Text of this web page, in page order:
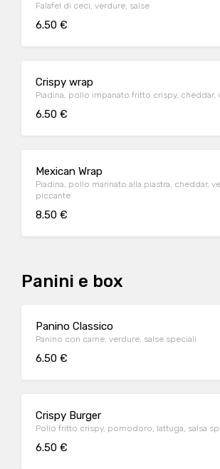
Falafel di ceci, verdure, salse
6.50 €
Crispy wrap
Piadina, pollo impanato fritto crispy, cheddar,
6.50 €
Mexican Wrap
Piadina, pollo marinato alla piastra, cheddar,
piccante
8.50 €
Panini e box
Panino Classico
Panino con carne, verdure, salse speciali
6.50 €
Crispy Burger
Pollo fritto crispy, pomodoro, lattuga, salsa
6.50 €